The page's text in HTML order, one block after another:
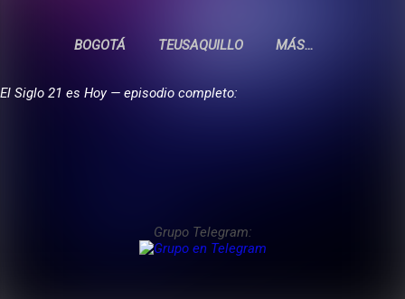
BOGOTÁ TEUSAQUILLO MÁS…
El Siglo 21 es Hoy — episodio completo:
Grupo Telegram: